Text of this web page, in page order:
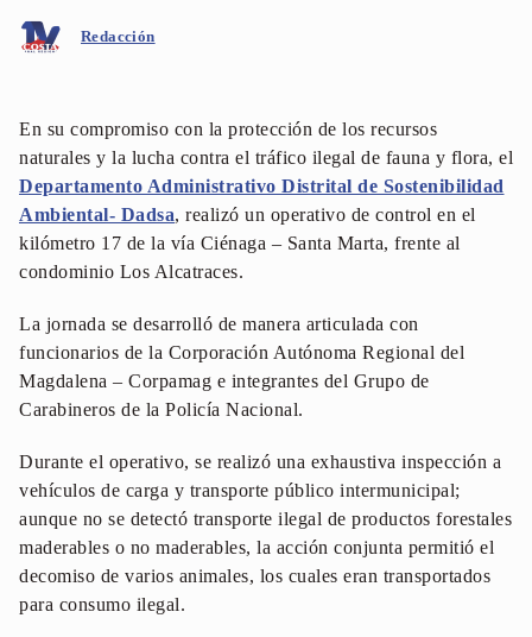
Redacción
En su compromiso con la protección de los recursos
naturales y la lucha contra el tráfico ilegal de fauna y flora, el
Departamento Administrativo Distrital de Sostenibilidad
Ambiental- Dadsa, realizó un operativo de control en el
kilómetro 17 de la vía Ciénaga – Santa Marta, frente al
condominio Los Alcatraces.
La jornada se desarrolló de manera articulada con
funcionarios de la Corporación Autónoma Regional del
Magdalena – Corpamag e integrantes del Grupo de
Carabineros de la Policía Nacional.
Durante el operativo, se realizó una exhaustiva inspección a
vehículos de carga y transporte público intermunicipal;
aunque no se detectó transporte ilegal de productos forestales
maderables o no maderables, la acción conjunta permitió el
decomiso de varios animales, los cuales eran transportados
para consumo ilegal.